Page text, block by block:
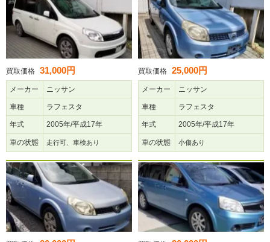
買取価格 31,000円
メーカー ニッサン
車種 ラフェスタ
年式 2005年/平成17年
車の状態 走行可、車検あり
買取価格 25,000円
メーカー ニッサン
車種 ラフェスタ
年式 2005年/平成17年
車の状態 小傷あり